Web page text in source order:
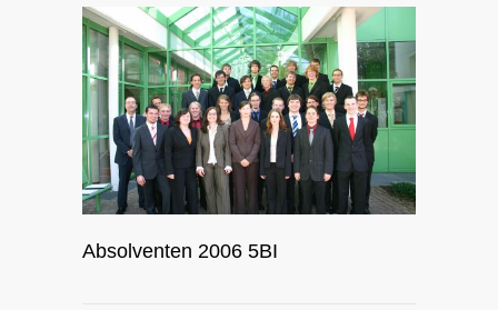
Absolventen 2006 5BI